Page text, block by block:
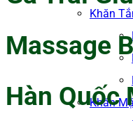
Khăn
Khăn
Massage
Hàn Quốc